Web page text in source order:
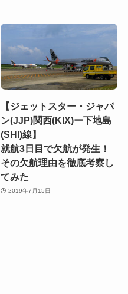
【ジェットスター・ジャパ
ン(JJP)関西(KIX)ー下地島
(SHI)線】
就航3日目で欠航が発生！
その欠航理由を徹底考察し
てみた
2019年7月15日